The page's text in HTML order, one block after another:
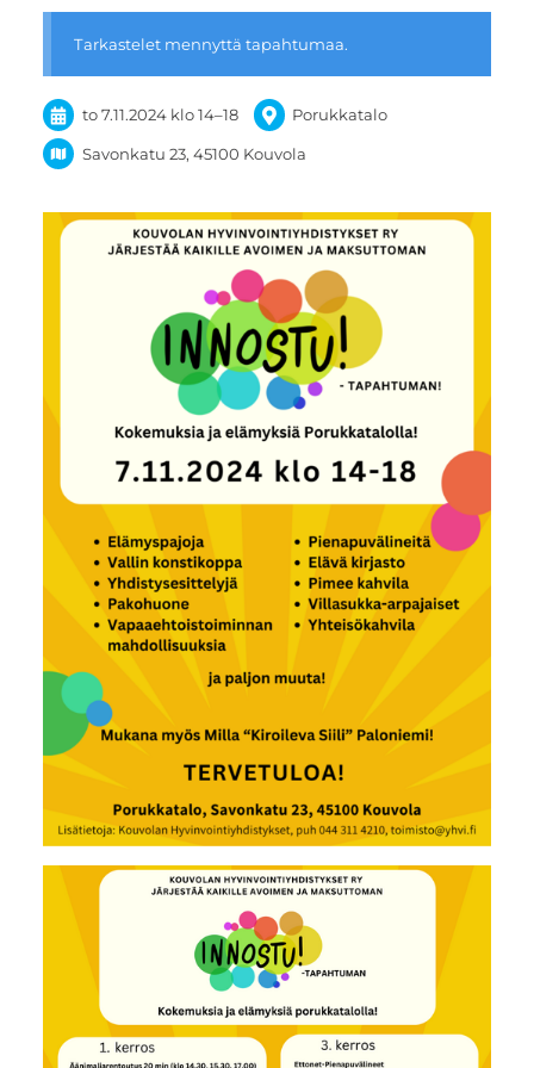
Tarkastelet mennyttä tapahtumaa.
to 7.11.2024 klo 14–18 Porukkatalo
Savonkatu 23, 45100 Kouvola